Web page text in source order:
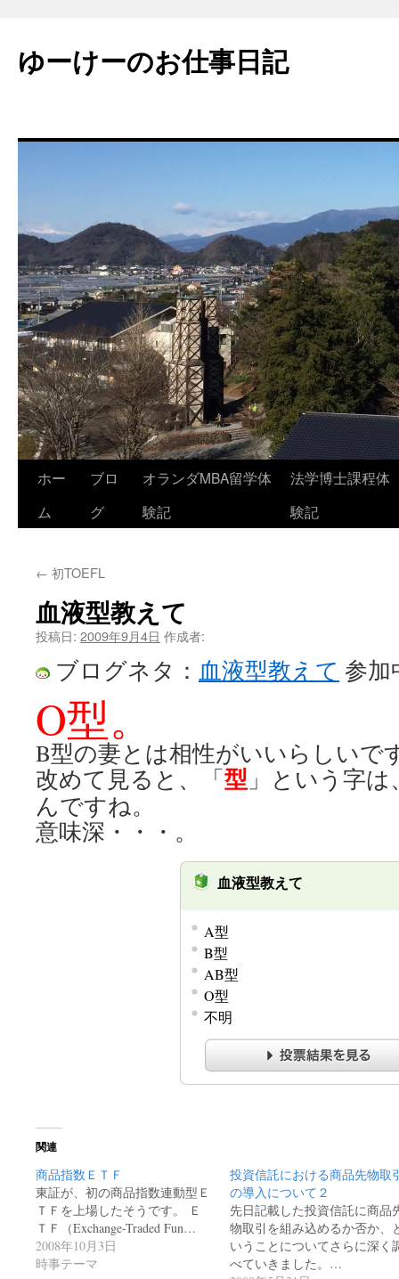
ゆーけーのお仕事日記
ン
へ
ス
キ
ッ
プ
ホー
ム
ブロ
グ
オランダMBA留学体
験記
法学博士課程体
験記
← 初TOEFL
血液型教えて
投稿日: 2009年9月4日 作成者:
ブログネタ： 血液型教えて 参加
O型。
B型の妻とは相性がいいらしいで
改めて見ると、「型 」という字は
んですね。
意味深・・・。
血液型教えて
A型
B型
AB型
O型
不明
関連
商品指数ＥＴＦ
東証が、初の商品指数連動型Ｅ
ＴＦを上場したそうです。 Ｅ
ＴＦ（Exchange-Traded Fun…
2008年10月3日
時事テーマ
投資信託における商品先物取
の導入について２
先日記載した投資信託に商品
物取引を組み込めるか否か、
いうことについてさらに深く
べていきました。…